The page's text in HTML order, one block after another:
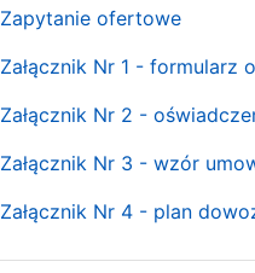
Zapytanie ofertowe
Załącznik Nr 1 - formularz
Załącznik Nr 2 -
Załącznik Nr 3 - wzór
Załącznik Nr 4 - plan